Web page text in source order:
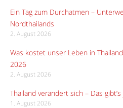
Ein Tag zum Durchatmen –
Nordthailands
2. August 2026
Was kostet unser Leben in
2026
2. August 2026
Thailand verändert sich – Das
1. August 2026